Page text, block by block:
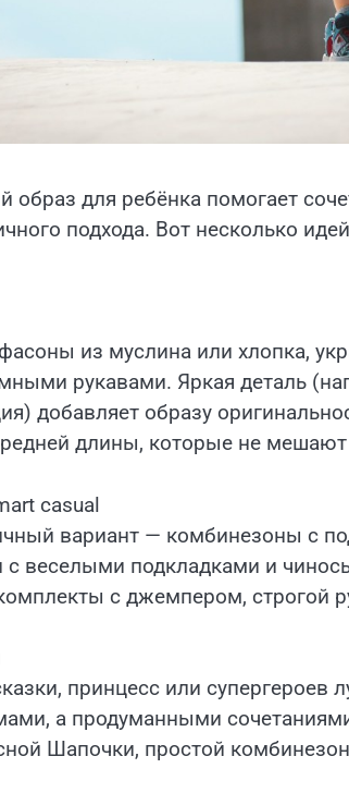
образ для ребёнка помогает
подхода. Вот несколько
из муслина или хлопка,
рукавами. Яркая деталь
добавляет образу
длины, которые не мешают
casual
вариант — комбинезоны с
веселыми подкладками и
с джемпером,
принцесс или
а продуманными
Шапочки, простой